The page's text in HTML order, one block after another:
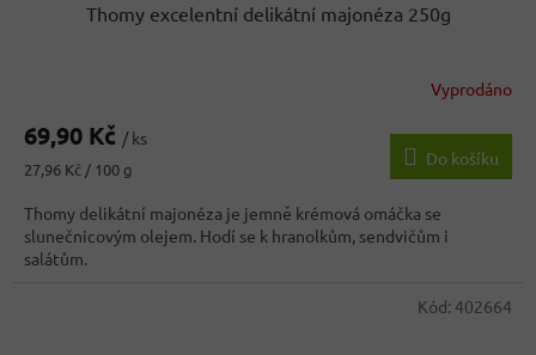
Thomy excelentní delikátní majonéza 250g
produktu
4,0
z
hvězdiček.
Vyprodáno
69,90 Kč / ks
Měrná
27,96 Kč / 100 g
Do košíku
Thomy delikátní majonéza je jemně krémová omáčka se
slunečnicovým olejem. Hodí se k hranolkům, sendvičům i
salátům.
Kód: 402664